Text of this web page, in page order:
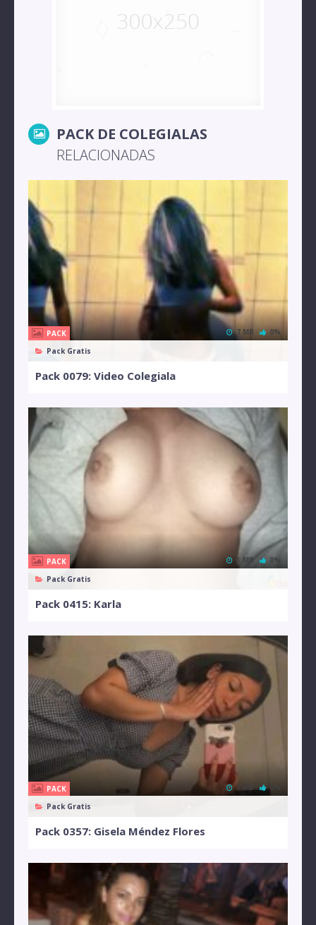
PACK DE COLEGIALAS
RELACIONADAS
PACK
Pack Gratis
7 MB 0%
Pack 0079: Video Colegiala
PACK
Pack Gratis
3 MB 0%
Pack 0415: Karla
PACK
Pack Gratis
7 MB 0%
Pack 0357: Gisela Méndez Flores